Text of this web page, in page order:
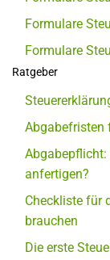
Formulare
Formulare
Ratgeber
Abgabefristen
Abgabepflicht:
anfertigen?
Checkliste für
brauchen
Die erste